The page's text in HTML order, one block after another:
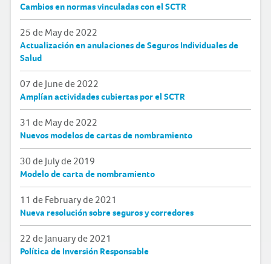
Cambios en normas vinculadas con el SCTR
25 de May de 2022
Actualización en anulaciones de Seguros Individuales de
Salud
07 de June de 2022
Amplían actividades cubiertas por el SCTR
31 de May de 2022
Nuevos modelos de cartas de nombramiento
30 de July de 2019
Modelo de carta de nombramiento
11 de February de 2021
Nueva resolución sobre seguros y corredores
22 de January de 2021
Política de Inversión Responsable